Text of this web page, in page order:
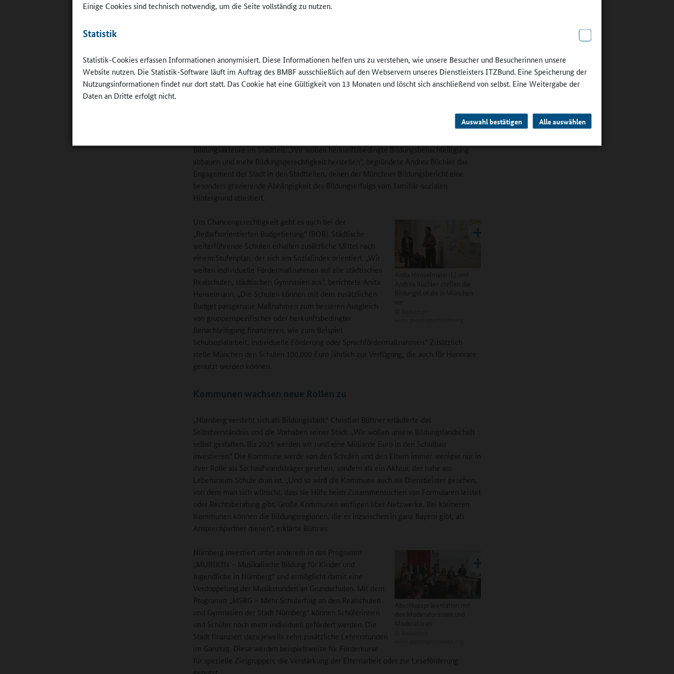
Einige Cookies sind technisch notwendig, um die Seite vollständig zu nutzen.
Statistik
Statistik-Cookies erfassen Informationen anonymisiert. Diese Informationen helfen uns zu verstehen, wie unsere Besucher und Besucherinnen unsere
Website nutzen. Die Statistik-Software läuft im Auftrag des BMBF ausschließlich auf den Webservern unseres Dienstleisters ITZBund. Eine Speicherung der
Nutzungsinformationen findet nur dort statt. Das Cookie hat eine Gültigkeit von 13 Monaten und löscht sich anschließend von selbst. Eine Weitergabe der
Daten an Dritte erfolgt nicht.
Auswahl bestätigen Alle auswählen
Frei gestaltbare Zeit ist
Schülerinnen und Schülern
wissenschaftlicher Mitarbeiter des Geschäftsbereichs Schule
und Sport der Stadt Nürnberg.
Bildungsakteure im Stadtteil. „Wir wollen herkunftsbedingte Bildungsbenachteiligung
abbauen und mehr Bildungsgerechtigkeit herstellen“, begründete Andrea Büchler das
Engagement der Stadt in den Stadtteilen, denen der Münchner Bildungsbericht eine
besonders gravierende Abhängigkeit des Bildungserfolgs vom familiär-sozialen
Hintergrund attestiert.
Um Chancengerechtigkeit geht es auch bei der
„Bedarfsorientierten Budgetierung“ (BOB). Städtische
weiterführende Schulen erhalten zusätzliche Mittel nach
einem Stufenplan, der sich am Sozialindex orientiert. „Wir
weiten individuelle Fördermaßnahmen auf alle städtischen
Realschulen, städtischen Gymnasien aus“, berichtete Anita
Henselmann. „Die Schulen können mit dem zusätzlichen
Budget passgenaue Maßnahmen zum besseren Ausgleich
von gruppenspezifischer oder herkunftsbedingter
Benachteiligung finanzieren, wie zum Beispiel
Schulsozialarbeit, individuelle Förderung oder Sprachfördermaßnahmen.“ Zusätzlich
stelle München den Schulen 100.000 Euro jährlich zur Verfügung, die auch für Honorare
genutzt werden können.
Kommunen wachsen neue Rollen zu
„Nürnberg versteht sich als Bildungsstadt.“ Christian Büttner erläuterte das
Selbstverständnis und die Vorhaben seiner Stadt. „Wir wollen unsere Bildungslandschaft
selbst gestalten. Bis 2025 werden wir rund eine Milliarde Euro in den Schulbau
investieren.“ Die Kommune werde von den Schulen und den Eltern immer weniger nur in
ihrer Rolle als Sachaufwandsträger gesehen, sondern als ein Akteur, der nahe am
Lebensraum Schule dran ist. „Und so wird die Kommune auch als Dienstleister gesehen,
von dem man sich wünscht, dass sie Hilfe beim Zusammensuchen von Formularen leistet
oder Rechtsberatung gibt. Große Kommunen verfügen über Netzwerke. Bei kleineren
Kommunen können die Bildungsregionen, die es inzwischen in ganz Bayern gibt, als
Ansprechpartner dienen“, erklärte Büttner.
Nürnberg investiert unter anderem in das Programm
„MUBIKIN – Musikalische Bildung für Kinder und
Jugendliche in Nürnberg“ und ermöglicht damit eine
Verdoppelung der Musikstunden an Grundschulen. Mit dem
Programm „MSRG – Mehr Schulerfolg an den Realschulen
und Gymnasien der Stadt Nürnberg“ können Schülerinnen
und Schüler noch mehr individuell gefördert werden. Die
Stadt finanziert dazu jeweils zehn zusätzliche Lehrerstunden
im Ganztag. Diese werden beispielsweise für Förderkurse
für spezielle Zielgruppen, die Verstärkung der Elternarbeit oder zur Leseförderung